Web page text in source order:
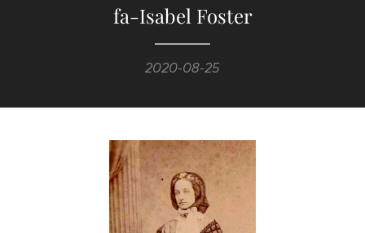
fa-Isabel Foster
2020-08-25